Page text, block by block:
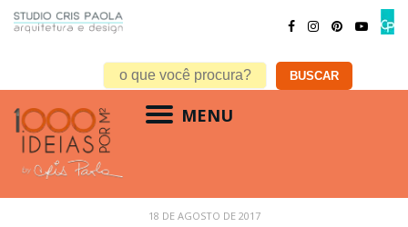
MENU
18 DE AGOSTO DE 2017